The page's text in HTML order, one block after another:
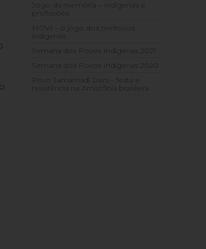
Jogo da memória – Indígenas e
profissões
MOVÍ – o jogo dos territórios
indígenas
Semana dos Povos Indígenas 2021
Semana dos Povos Indígenas 2020
Povo Jamamadi Deni – festa e
resistência na Amazônia brasileira